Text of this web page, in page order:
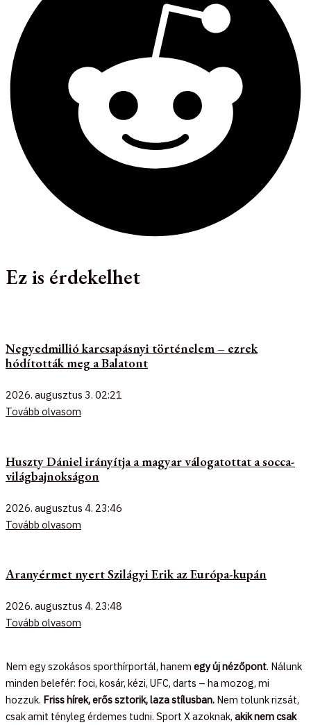
Ez is érdekelhet
Negyedmillió karcsapásnyi történelem – ezrek
hódították meg a Balatont
2026. augusztus 3. 02:21
Tovább olvasom
Huszty Dániel irányítja a magyar válogatottat a socca-
világbajnokságon
2026. augusztus 4. 23:46
Tovább olvasom
Aranyérmet nyert Szilágyi Erik az Európa-kupán
2026. augusztus 4. 23:48
Tovább olvasom
Nem egy szokásos sporthírportál, hanem egy új nézőpont. Nálunk
minden belefér: foci, kosár, kézi, UFC, darts – ha mozog, mi
hozzuk. Friss hírek, erős sztorik, laza stílusban. Nem tolunk rizsát,
csak amit tényleg érdemes tudni. Sport X azoknak, akik nem csak